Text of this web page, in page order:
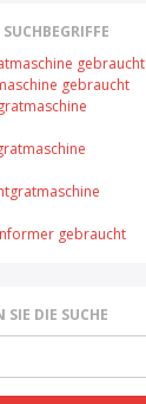
gebraucht
gebraucht
gebraucht
DIE SUCHE